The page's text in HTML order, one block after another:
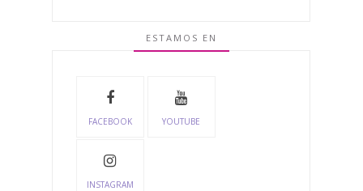
ESTAMOS EN
FACEBOOK YOUTUBE
INSTAGRAM